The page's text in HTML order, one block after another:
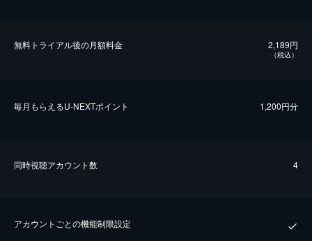
無料トライアル後の⽉額料金 2,189円
（税込）
毎⽉もらえるU-NEXTポイント 1,200円分
同時視聴アカウント数 4
アカウントごとの機能制限設定